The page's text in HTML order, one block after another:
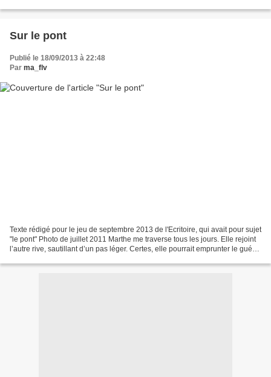
Sur le pont
Publié le 18/09/2013 à 22:48
Par ma_flv
Texte rédigé pour le jeu de septembre 2013 de l'Ecritoire, qui avait pour sujet
"le pont" Photo de juillet 2011 Marthe me traverse tous les jours. Elle rejoint
l’autre rive, sautillant d’un pas léger. Certes, elle pourrait emprunter le gué